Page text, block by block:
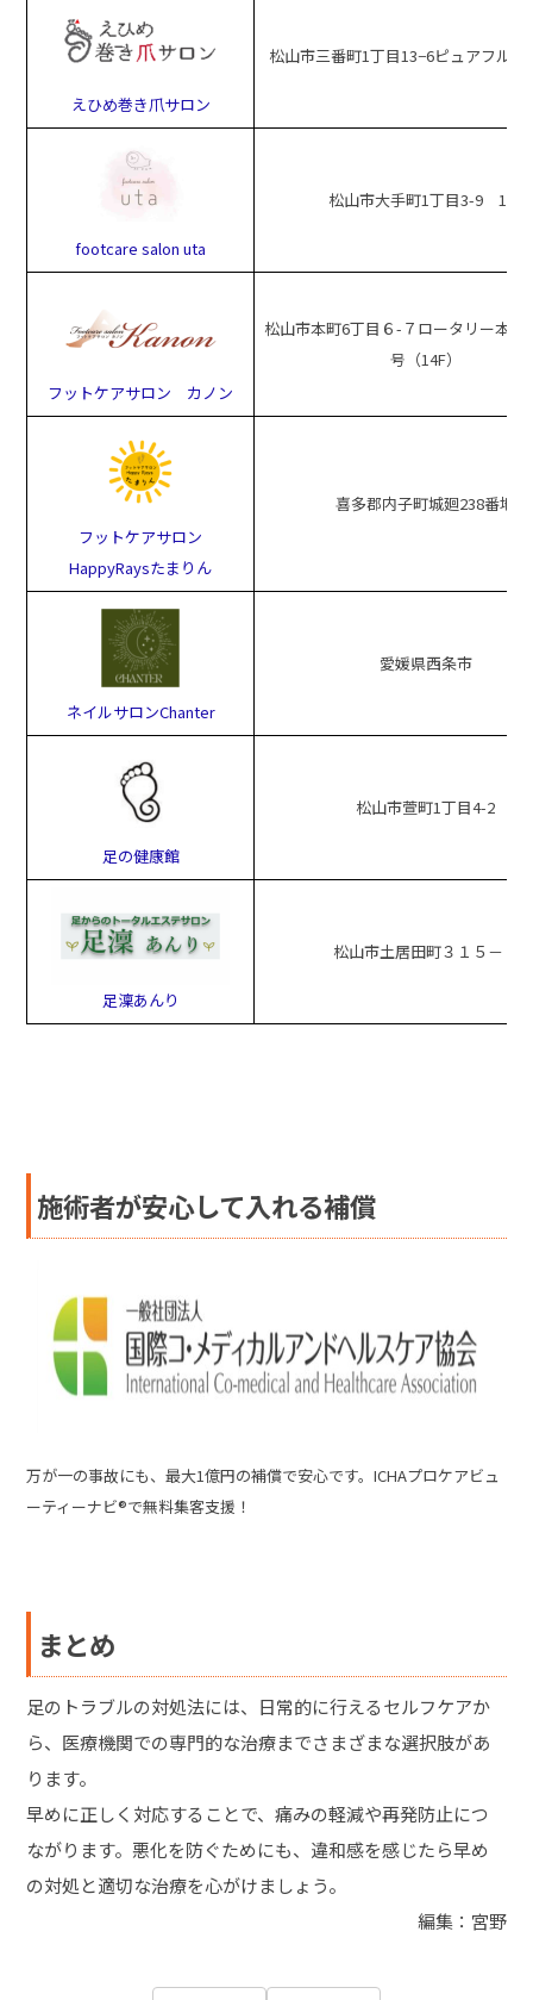
えひめ巻き爪サロン
松山市三番町1丁目13−6​ピュアフル三
footcare salon uta
松山市大手町1丁目3-9 1階
フットケアサロン カノン
松山市本町6丁目６-７ロータリー本町
号（14F）
フットケアサロン
HappyRaysたまりん
喜多郡内子町城廻238番地
ネイルサロンChanter
愛媛県西条市
足の健康館
松山市萱町1丁目4-2
足澟あんり
松山市土居田町３１５－９
施術者が安心して入れる補償
万が一の事故にも、最大1億円の補償で安心です。ICHAプロケアビュ
ーティーナビ®で無料集客支援！
まとめ
足のトラブルの対処法には、日常的に行えるセルフケアか
ら、医療機関での専門的な治療までさまざまな選択肢があ
ります。
早めに正しく対応することで、痛みの軽減や再発防止につ
ながります。悪化を防ぐためにも、違和感を感じたら早め
の対処と適切な治療を心がけましょう。
編集：宮野